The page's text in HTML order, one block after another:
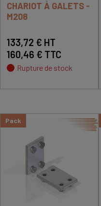
CHARIOT À GALETS -
M208
133,72 € HT
160,46 € TTC
Rupture de stock
Pack